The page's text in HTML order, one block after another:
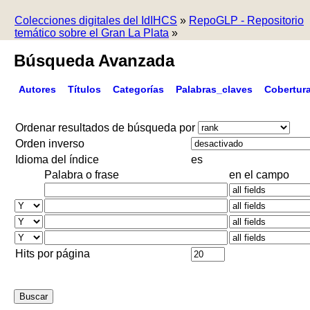
Colecciones digitales del IdIHCS » RepoGLP - Repositorio
temático sobre el Gran La Plata »
Búsqueda Avanzada
Autores Títulos Categorías Palabras_claves
Ordenar resultados de búsqueda por
Orden inverso
Idioma del índice
es
Palabra o frase
en el campo
Hits por página